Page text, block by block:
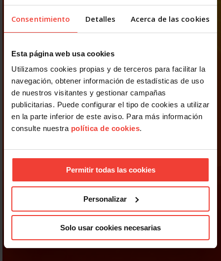
Consentimiento Detalles Acerca de las cookies
Esta página web usa cookies
Utilizamos cookies propias y de terceros para facilitar la
navegación, obtener información de estadísticas de uso
de nuestros visitantes y gestionar campañas
publicitarias. Puede configurar el tipo de cookies a utilizar
en la parte inferior de este aviso. Para más información
consulte nuestra política de cookies.
Permitir todas las cookies
Personalizar
Solo usar cookies necesarias